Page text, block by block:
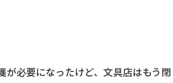
必要になったけど、文具店はもう閉